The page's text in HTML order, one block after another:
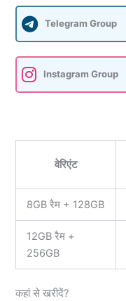
Telegram Group
Instagram Group
वेरिएंट
8GB रैम + 128GB
12GB रैम +
256GB
कहां से खरीदें?